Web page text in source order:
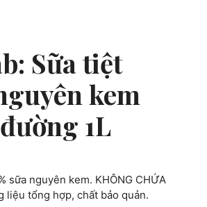
Sữa tiệt
kem
1L
sữa nguyên kem. KHÔNG CHỨA
liệu tổng hợp, chất bảo quản.